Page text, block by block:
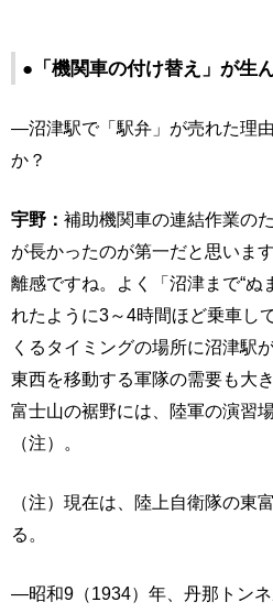
●「機関車の付け替え」が生
―沼津駅で「駅弁」が売れた理
か？
宇野： 補助機関車の連結作業の
が長かったのが第一だと思いま
離感ですね。よく「沼津まで“
れたように3～4時間ほど乗車し
くるタイミングの場所に沼津駅
東西を移動する軍隊の需要も大
富士山の裾野には、陸軍の演習
（注）。
（注）現在は、陸上自衛隊の東
る。
―昭和9（1934）年、丹那トン